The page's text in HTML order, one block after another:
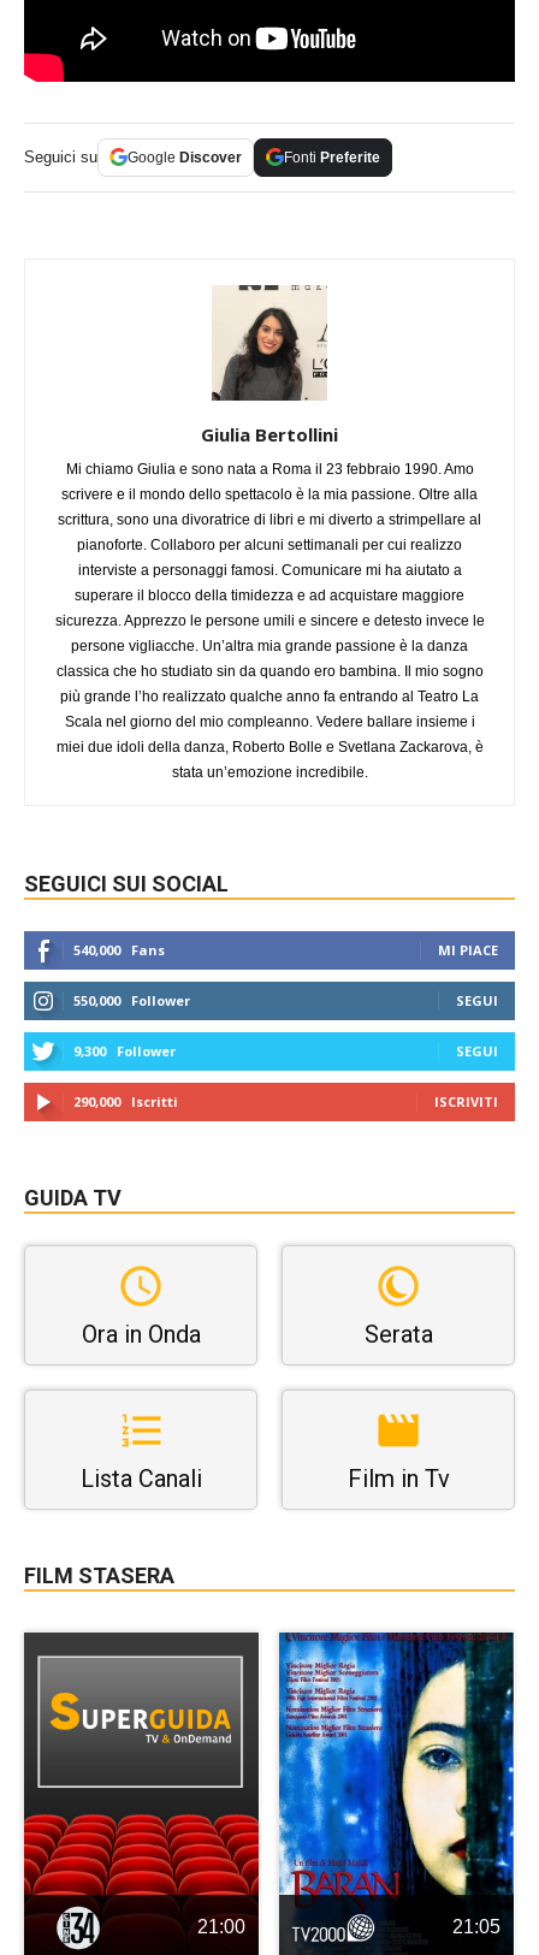
Seguici su Google Discover Fonti Preferite
Giulia Bertollini
Mi chiamo Giulia e sono nata a Roma il 23 febbraio 1990. Amo
scrivere e il mondo dello spettacolo è la mia passione. Oltre alla
scrittura, sono una divoratrice di libri e mi diverto a strimpellare al
pianoforte. Collaboro per alcuni settimanali per cui realizzo
interviste a personaggi famosi. Comunicare mi ha aiutato a
superare il blocco della timidezza e ad acquistare maggiore
sicurezza. Apprezzo le persone umili e sincere e detesto invece le
persone vigliacche. Un’altra mia grande passione è la danza
classica che ho studiato sin da quando ero bambina. Il mio sogno
più grande l’ho realizzato qualche anno fa entrando al Teatro La
Scala nel giorno del mio compleanno. Vedere ballare insieme i
miei due idoli della danza, Roberto Bolle e Svetlana Zackarova, è
stata un’emozione incredibile.
SEGUICI SUI SOCIAL
540,000 Fans MI PIACE
550,000 Follower SEGUI
9,300 Follower SEGUI
290,000 Iscritti ISCRIVITI
GUIDA TV
Ora in Onda Serata
Lista Canali Film in Tv
FILM STASERA
21:00 21:05